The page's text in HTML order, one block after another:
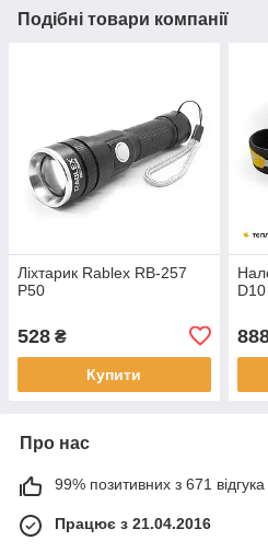
Подібні товари компанії
Ліхтарик Rablex RB-257
P50
528 ₴
Купити
Про нас
99% позитивних з 671 відгука
Працює з 21.04.2016